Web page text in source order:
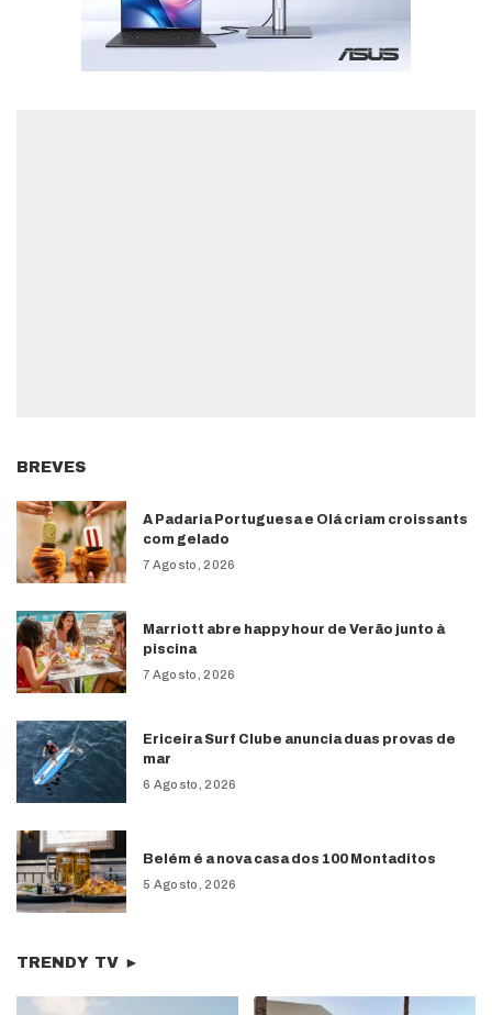
BREVES
A Padaria Portuguesa e Olá criam croissants
com gelado
7 Agosto, 2026
Marriott abre happy hour de Verão junto à
piscina
7 Agosto, 2026
Ericeira Surf Clube anuncia duas provas de
mar
6 Agosto, 2026
Belém é a nova casa dos 100 Montaditos
5 Agosto, 2026
TRENDY TV ►